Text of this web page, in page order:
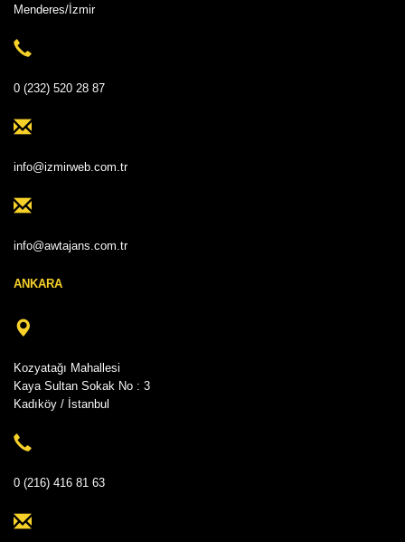
Menderes/İzmir
0 (232) 520 28 87
info@izmirweb.com.tr
info@awtajans.com.tr
ANKARA
Kozyatağı Mahallesi
Kaya Sultan Sokak No : 3
Kadıköy / İstanbul
0 (216) 416 81 63